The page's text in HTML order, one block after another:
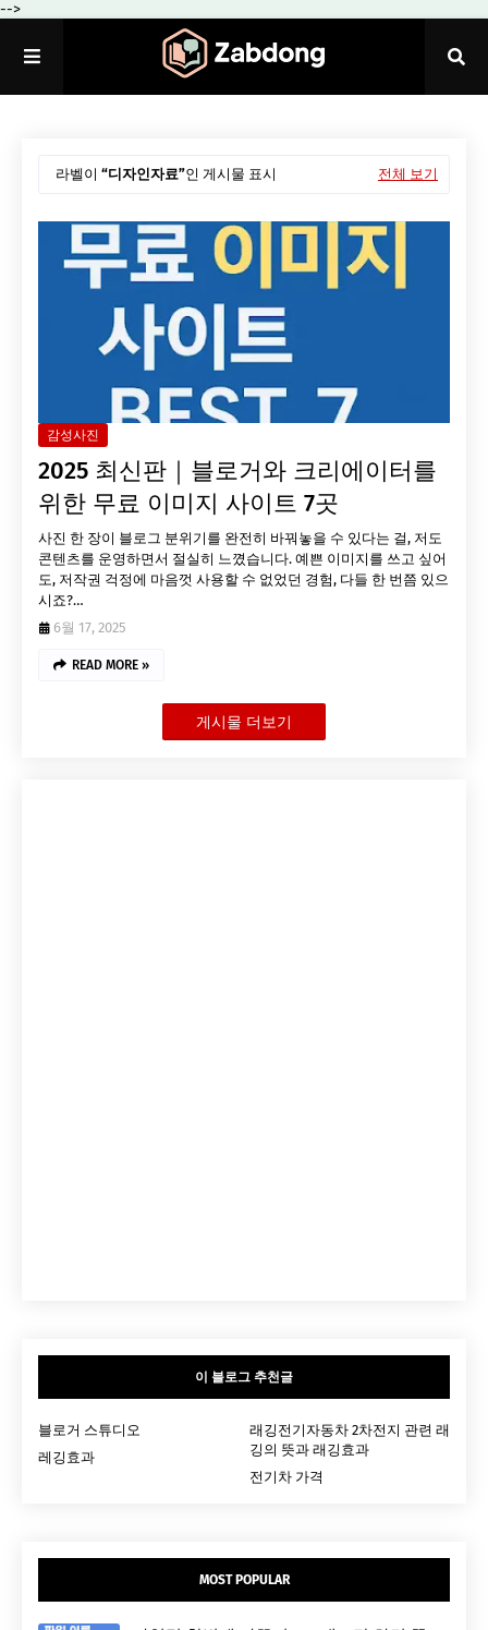
-->
라벨이 디자인자료 인 게시물 표시 전체 보기
감성사진
2025 최신판｜블로거와 크리에이터를
위한 무료 이미지 사이트 7곳
사진 한 장이 블로그 분위기를 완전히 바꿔놓을 수 있다는 걸, 저도
콘텐츠를 운영하면서 절실히 느꼈습니다. 예쁜 이미지를 쓰고 싶어
도, 저작권 걱정에 마음껏 사용할 수 없었던 경험, 다들 한 번쯤 있으
시죠?…
6월 17, 2025
READ MORE »
게시물 더보기
이 블로그 추천글
블로거 스튜디오
래깅전기자동차 2차전지 관련 래
깅의 뜻과 래깅효과
레깅효과
전기차 가격
MOST POPULAR